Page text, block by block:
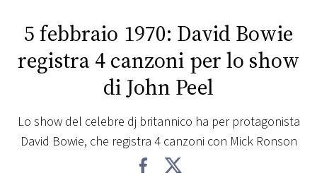
RADIO
WEB
RADIO
PLAYLIST
5 febbraio 1970: David Bowie
registra 4 canzoni per lo show
di John Peel
Lo show del celebre dj britannico ha per protagonista
David Bowie, che registra 4 canzoni con Mick Ronson